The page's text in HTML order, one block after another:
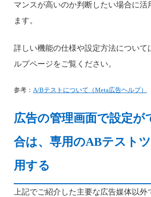
マンスが高いのか判断したい場合に活
ます。
詳しい機能の仕様や設定方法について
ルプページをご覧ください。
参考： A/Bテストについて（Meta広告ヘルプ）
広告の管理画面で設定が
合は、専用のABテスト
用する
上記でご紹介した主要な広告媒体以